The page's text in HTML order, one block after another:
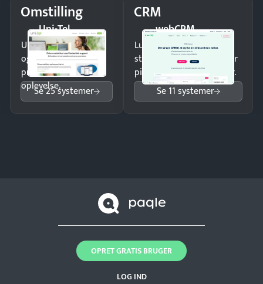
Omstilling
Uni-Tel
Undgå tabte opkald
og giv kunderne en
professionel
oplevelse.
Se 25 systemer
CRM
webCRM
Luk flere salg med et
struktureret overblik over
pipeline og opfølgninger.
Se 11 systemer
LOG IND
OPRET GRATIS BRUGER